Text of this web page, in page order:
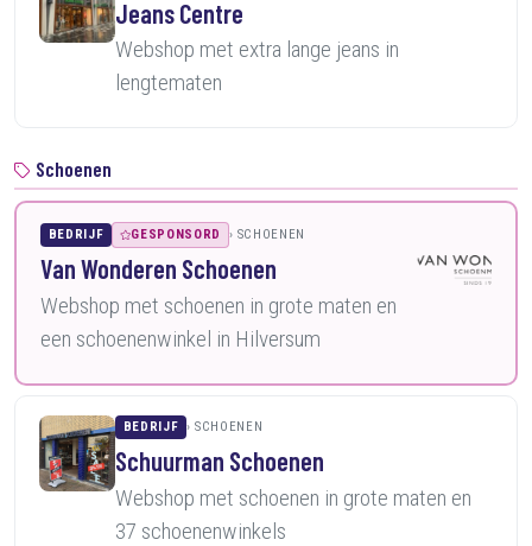
Jeans Centre
Webshop met extra lange jeans in
lengtematen
Schoenen
BEDRIJF GESPONSORD SCHOENEN
Van Wonderen Schoenen
Webshop met schoenen in grote maten en
een schoenenwinkel in Hilversum
BEDRIJF SCHOENEN
Schuurman Schoenen
Webshop met schoenen in grote maten en
37 schoenenwinkels